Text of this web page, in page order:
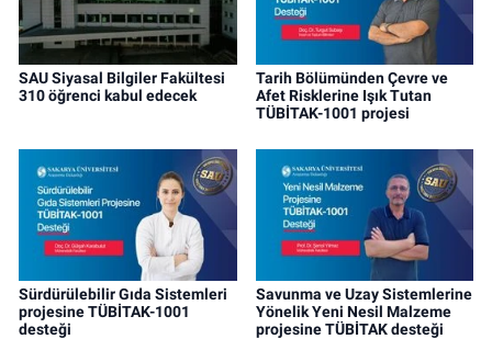
SAU Siyasal Bilgiler Fakültesi
310 öğrenci kabul edecek
Tarih Bölümünden Çevre ve
Afet Risklerine Işık Tutan
TÜBİTAK-1001 projesi
Sürdürülebilir Gıda Sistemleri
projesine TÜBİTAK-1001
desteği
Savunma ve Uzay Sistemlerine
Yönelik Yeni Nesil Malzeme
projesine TÜBİTAK desteği